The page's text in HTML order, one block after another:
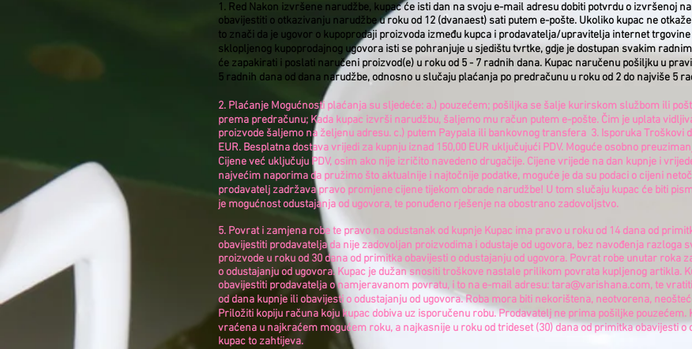
1. Red Nakon izvršene narudžbe, kupac će isti dan na svoju e-mail adresu dobiti potvrdu o izvršenoj
obavijestiti o otkazivanju narudžbe u roku od 12 (dvanaest) sati putem e-pošte. Ukoliko kupac ne
to znači da je ugovor o kupoprodaji proizvoda između kupca i prodavatelja/upravitelja internet
sklopljenog kupoprodajnog ugovora isti se pohranjuje u sjedištu tvrtke, gdje je dostupan svakim
će zapakirati i poslati naručeni proizvod(e) u roku od 5 - 7 radnih dana. Kupac naručenu pošiljku u
5 radnih dana od dana narudžbe, odnosno u slučaju plaćanja po predračunu u roku od 2 do najviše 5
2. Plaćanje Mogućnosti plaćanja su sljedeće: a.) pouzećem; pošiljka se šalje kurirskom službom ili
prema predračunu; Kada kupac izvrši narudžbu, šaljemo mu račun putem e-pošte. Čim je uplata
proizvode šaljemo na željenu adresu. c.) putem Paypala ili bankovnog transfera ​ 3. Isporuka Troškovi
EUR. Besplatna dostava vrijedi za kupnju iznad 150,00 EUR uključujući PDV. Moguće osobno
Cijene već uključuju PDV, osim ako nije izričito navedeno drugačije. Cijene vrijede na dan kupnje i
najvećim naporima da pružimo što aktualnije i najtočnije podatke, moguće je da su podaci o cijeni
prodavatelj zadržava pravo promjene cijene tijekom obrade narudžbe! U tom slučaju kupac će biti
je mogućnost odustajanja od ugovora, te ponuđeno rješenje na obostrano zadovoljstvo.
5. Povrat i zamjena robe te pravo na odustanak od kupnje Kupac ima pravo u roku od 14 dana od
obavijestiti prodavatelja da nije zadovoljan proizvodima i odustaje od ugovora, bez navođenja razloga
proizvode u roku od 30 dana od primitka obavijesti o odustajanju od ugovora. Povrat robe unutar roka
o odustajanju od ugovora. Kupac je dužan snositi troškove nastale prilikom povrata kupljenog artikla.
obavijestiti prodavatelja o namjeravanom povratu, i to na e-mail adresu:tara@varishana.com, te
od dana kupnje ili obavijesti o odustajanju od ugovora. Roba mora biti nekorištena, neotvorena,
Priložiti kopiju računa koju kupac dobiva uz isporučenu robu. Prodavatelj ne prima pošiljke pouzećem.
vraćena u najkraćem mogućem roku, a najkasnije u roku od trideset (30) dana od primitka obavijesti o
kupac to zahtijeva.